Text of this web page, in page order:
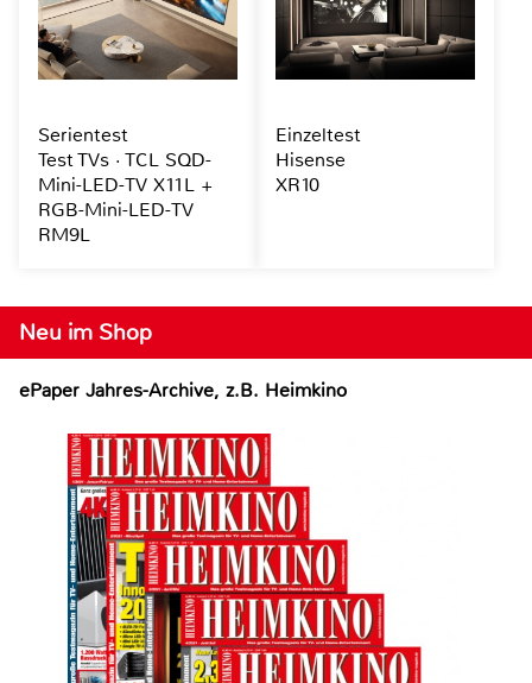
Neu im Shop
ePaper Jahres-Archive, z.B. Heimkino
Serientest
Test TVs · TCL SQD-
Mini-LED-TV X11L +
RGB-Mini-LED-TV
RM9L
Einzeltest
Hisense
XR10